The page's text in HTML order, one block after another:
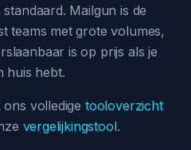
Mailgun is de
teams met grote volumes,
is op prijs als je
huis hebt.
volledige tooloverzicht
vergelijkingstool.